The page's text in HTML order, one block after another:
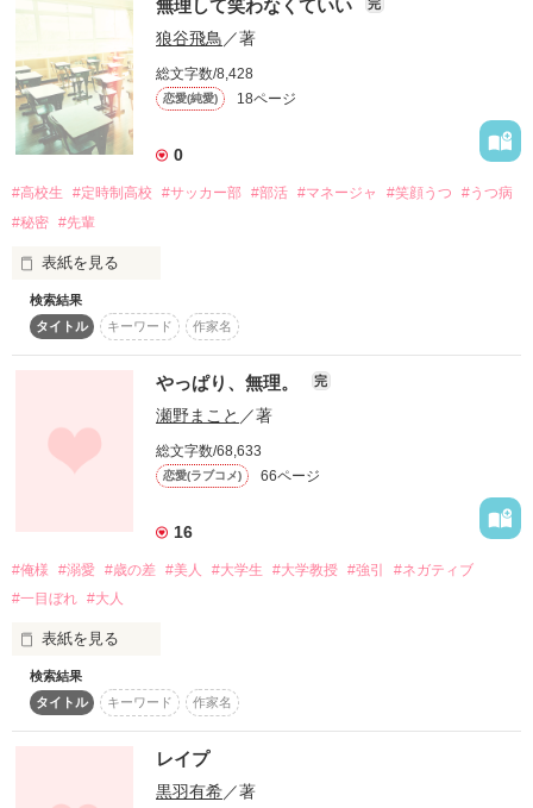
な悪女を目指します～ループするたび生贄になるので、今世は
竜騎士王子とちびドラゴンと自由を満喫します～』
旧タイトル「大聖女は悪女を目指す！―ループ十三回目の人生
では、人を愛せないはずの冷徹竜騎士に偏愛されて幸せなの
で、今さら戻ってこいと言われても困ります―」
『小説家になろう』にも掲載しています。
micoro様よりレビューをいただきました。
嬉しいお言葉ありがとうございます！
作品を読む
結婚するつもりは
なかったが・・
妊娠がわかり
どうしても失う事は･･･
できなかった。
だって、私に授かった
大切な命だから・・
だが······
その後も夫のDVは
働きもせず
蒼の体を売るようになり
蒼は、病院へ運ばれた。
との間で･････
不思議なことが・・・
無理して笑わなくていい 完
狼谷飛鳥 ／著
総文字数/8,428
恋愛(純愛) 18ページ
0
#高校生 #定時制高校 #サッカー部 #部活 #マネージャ #笑顔うつ
#うつ病
#秘密 #先輩
表紙を見る
｢諒弥！マネージャやりたい！｣
｢これからよろしくな｣
この時は､ただ溌剌とした､笑顔で元気な女の子だと思ってい
だから､好きだった｡
でも､そうじゃなくても…｡
◈┈◇┈◈┈◇┈◈┈◇┈◈
飯能 つばさ -Hannou Tsubasa-
高校1年生
×××
城戸 諒弥 -Shiroto Ryo-ya-
検索結果
タイトル
キーワード 作家名
やっぱり、無理。 完
瀬野まこと ／著
総文字数/68,633
恋愛(ラブコメ) 66ページ
16
#俺様 #溺愛 #歳の差 #美人 #大学生 #大学教授 #強引
#ネガティブ
#一目ぼれ #大人
表紙を見る
「やっぱり、無理。あんたとは、これ以上つきあってらんな
検索結果
タイトル
キーワード 作家名
レイプ
黒羽有希／著